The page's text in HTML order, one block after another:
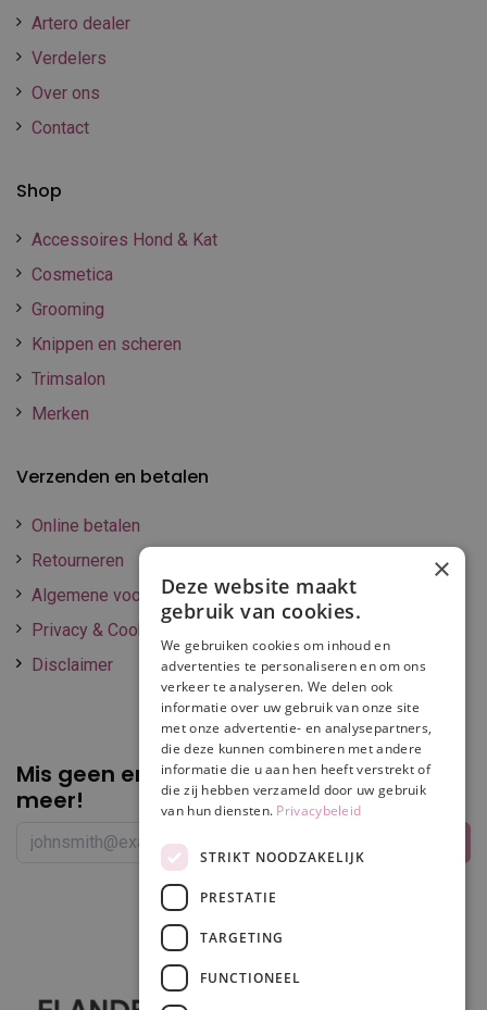
Artero dealer
Verdelers
Over ons
Contact
Shop
Accessoires Hond & Kat
Cosmetica
Grooming
Knippen en scheren
Trimsalon
Merken
Verzenden en betalen
Online betalen
Retourneren
Algemene voorwaarden
Privacy & Cookie policy
Disclaimer
Mis geen enkelepromotie of korting
meer!
×
Deze website maakt
gebruik van cookies.
We gebruiken cookies om inhoud en
advertenties te personaliseren en om ons
verkeer te analyseren. We delen ook
informatie over uw gebruik van onze site
met onze advertentie- en analysepartners,
die deze kunnen combineren met andere
informatie die u aan hen heeft verstrekt of
die zij hebben verzameld door uw gebruik
van hun diensten. Privacybeleid
STRIKT NOODZAKELIJK
PRESTATIE
TARGETING
FUNCTIONEEL